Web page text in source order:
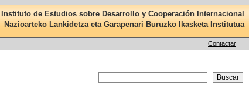
Instituto de Estudios sobre Desarrollo y Cooperación Internacional
Nazioarteko Lankidetza eta Garapenari Buruzko Ikasketa Institutua
Contactar